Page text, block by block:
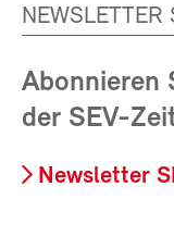
NEWSLETTER
Abonnieren
der SEV-
Newsletter